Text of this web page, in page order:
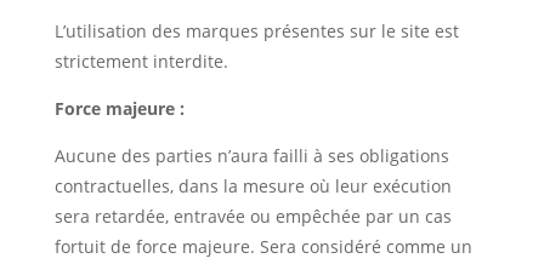
L’utilisation des marques présentes sur le site est
strictement interdite.
Force majeure :
Aucune des parties n’aura failli à ses obligations
contractuelles, dans la mesure où leur exécution
sera retardée, entravée ou empêchée par un cas
fortuit de force majeure. Sera considéré comme un